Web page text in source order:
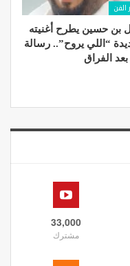
الفن
بن حسين يطرح أغنيته
“اللي يروح”.. رسالة
الفراق
33,000
مشترك